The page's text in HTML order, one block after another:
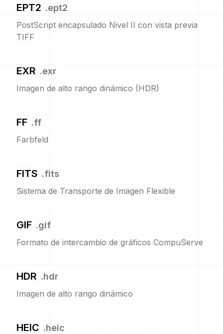
EPT2 .ept2
PostScript encapsulado Nivel II con vista previa
TIFF
EXR .exr
Imagen de alto rango dinámico (HDR)
FF .ff
Farbfeld
FITS .fits
Sistema de Transporte de Imagen Flexible
GIF .gif
Formato de intercambio de gráficos CompuServe
HDR .hdr
Imagen de alto rango dinámico
HEIC .heic